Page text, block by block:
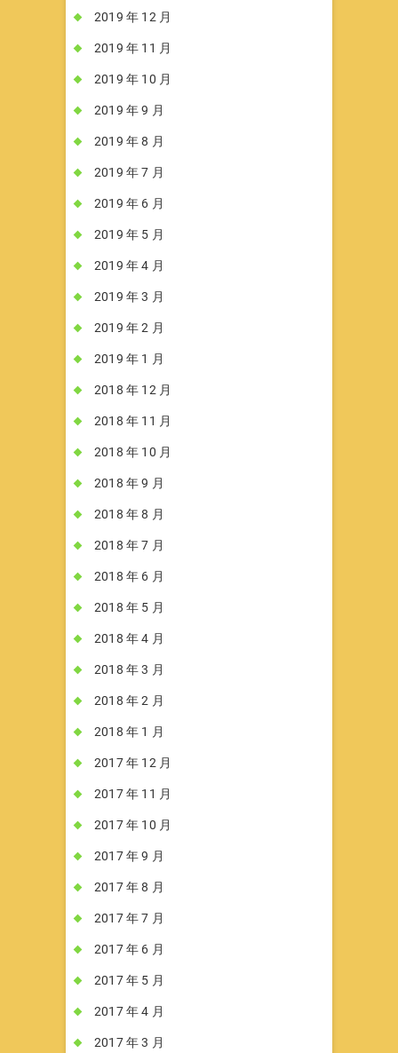
2019 年 12 月
2019 年 11 月
2019 年 10 月
2019 年 9 月
2019 年 8 月
2019 年 7 月
2019 年 6 月
2019 年 5 月
2019 年 4 月
2019 年 3 月
2019 年 2 月
2019 年 1 月
2018 年 12 月
2018 年 11 月
2018 年 10 月
2018 年 9 月
2018 年 8 月
2018 年 7 月
2018 年 6 月
2018 年 5 月
2018 年 4 月
2018 年 3 月
2018 年 2 月
2018 年 1 月
2017 年 12 月
2017 年 11 月
2017 年 10 月
2017 年 9 月
2017 年 8 月
2017 年 7 月
2017 年 6 月
2017 年 5 月
2017 年 4 月
2017 年 3 月